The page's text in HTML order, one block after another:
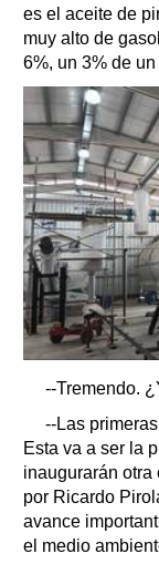
es el aceite de
muy alto de
6%, un 3% de
--Tremendo.
--Las
Esta va a ser la
inaugurarán
por Ricardo
avance
el medio